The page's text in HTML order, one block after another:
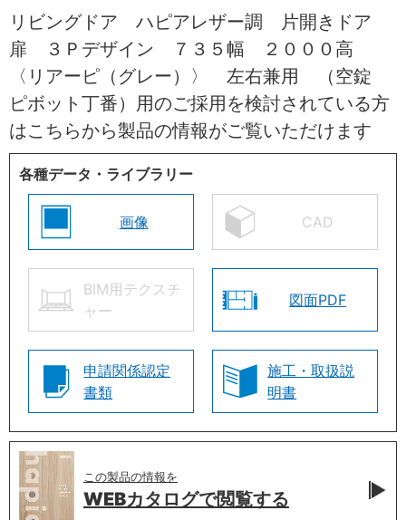
リビングドア ハピアレザー調 片開きドア
扉 ３Ｐデザイン ７３５幅 ２０００高
〈リアーピ（グレー）〉 左右兼用 （空錠
ピボット丁番）用のご採用を検討されている方
はこちらから製品の情報がご覧いただけます
各種データ・ライブラリー
画像 CAD
BIM用テクスチ
ャー
図面PDF
申請関係認定
書類
施工・取扱説
明書
この製品の情報を
WEBカタログで閲覧する